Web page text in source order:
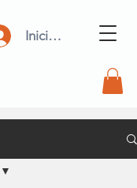
Iniciar Sesión